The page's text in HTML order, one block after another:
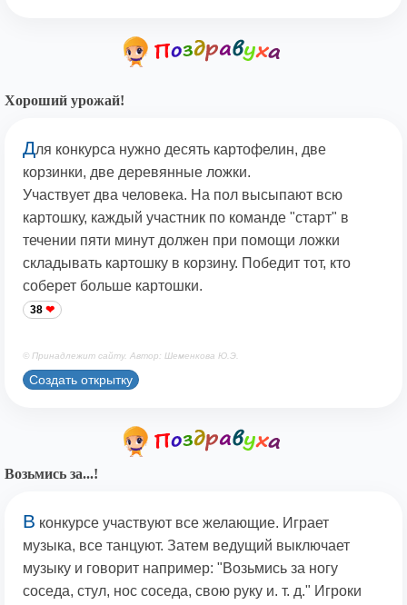
Хороший урожай!
Для конкурса нужно десять картофелин, две
корзинки, две деревянные ложки.
Участвует два человека. На пол высыпают всю
картошку, каждый участник по команде "старт" в
течении пяти минут должен при помощи ложки
складывать картошку в корзину. Победит тот, кто
соберет больше картошки.
38
© Принадлежит сайту. Автор: Шеменкова Ю.Э.
Создать открытку
Возьмись за...!
В конкурсе участвуют все желающие. Играет
музыка, все танцуют. Затем ведущий выключает
музыку и говорит например: "Возьмись за ногу
соседа, стул, нос соседа, свою руку и. т. д." Игроки